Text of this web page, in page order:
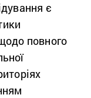
є
повного